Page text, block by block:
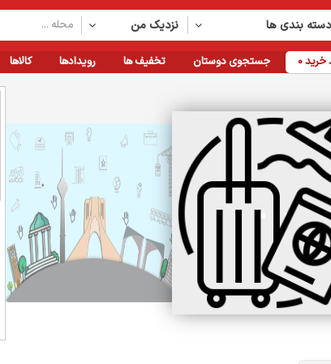
نزدیک من بندی ها
کالاها رویدادها تخفیف ها جستجوی دوستان خرید0